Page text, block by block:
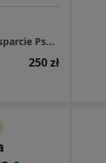
Labradoryt POZNAŃ - Psychoterapia i Wsparcie Psychologiczne
250 zł